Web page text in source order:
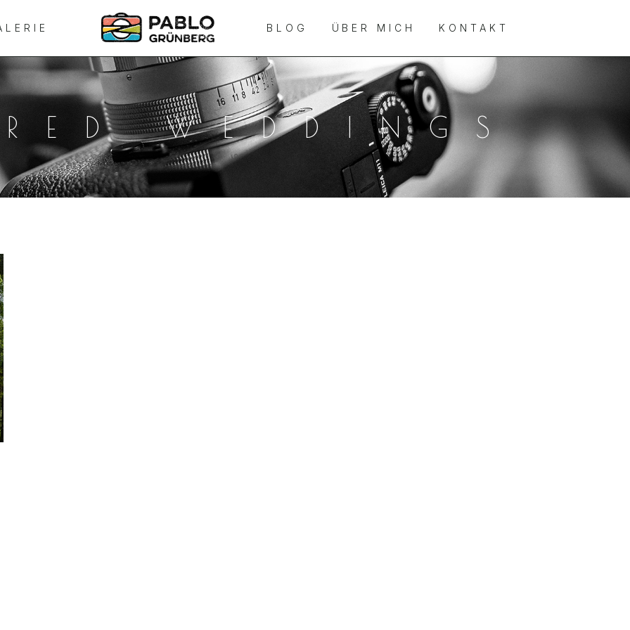
BLOG ÜBER MICH KONTAKT
WEDDINGS